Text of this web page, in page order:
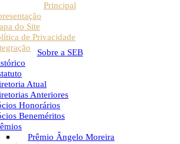
Principal
do Site
de Privacidade
Sobre a SEB
Atual
Anteriores
Honorários
Beneméritos
Prêmio Ângelo Moreira